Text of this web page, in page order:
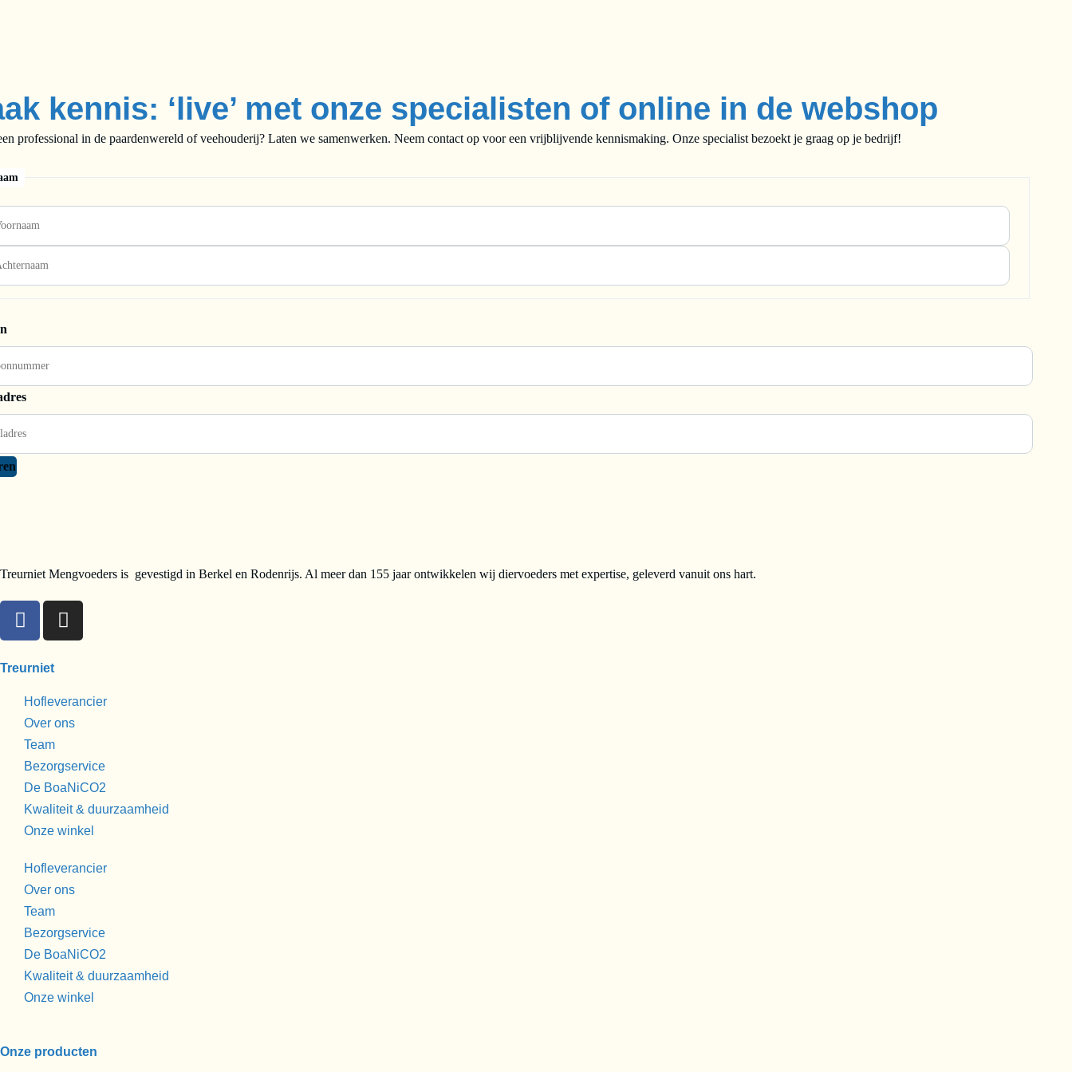
kennis: ‘live’ met onze specialisten of online in de webshop
professional in de paardenwereld of veehouderij? Laten we samenwerken. Neem contact op voor een vrijblijvende kennismaking. Onze specialist bezoekt je graag op je bedrijf!
Treurniet Mengvoeders is gevestigd in Berkel en Rodenrijs. Al meer dan 155 jaar ontwikkelen wij diervoeders met expertise, geleverd vanuit ons hart.
Treurniet
Hofleverancier
Over ons
Team
Bezorgservice
De BoaNiCO2
Kwaliteit & duurzaamheid
Onze winkel
Hofleverancier
Over ons
Team
Bezorgservice
De BoaNiCO2
Kwaliteit & duurzaamheid
Onze winkel
Onze producten